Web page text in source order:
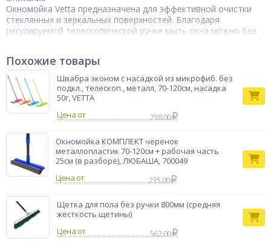
Окномойка Vetta предназначена для эффективной очистки
стеклянных и зеркальных поверхностей. Благодаря
регулируемой телескопической ручке мыть окна можно без
без лишних усилий. Поролоновая губка качественно удаляет
пыль и загрязнения, хорошо впитывает влагу, не оставляет
разводов и царапин. Увеличенная площадь рабочей
поверхности (до 20 см) помогает сэкономить время на
уборке.
Похожие товары
Швабра эконом с насадкой из микрофиб. без
подкл., телескоп., металл, 70-120см, насадка
50г, VETTA
Цена от
238.00
Окномойка КОМПЛЕКТ черенок
металлопластик 70-120см + рабочая часть
25см (в разборе), ЛЮБАША, 700049
Цена от
235.00
Щетка для пола без ручки 800мм (средняя
жесткость щетины)
Цена от
562.00